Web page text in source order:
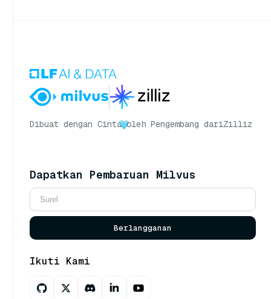
Dibuat dengan Cinta oleh Pengembang dariZilliz
Dapatkan Pembaruan Milvus
Berlangganan
Ikuti Kami